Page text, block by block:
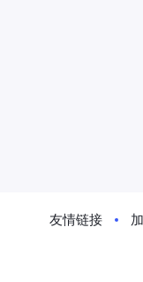
友情链接